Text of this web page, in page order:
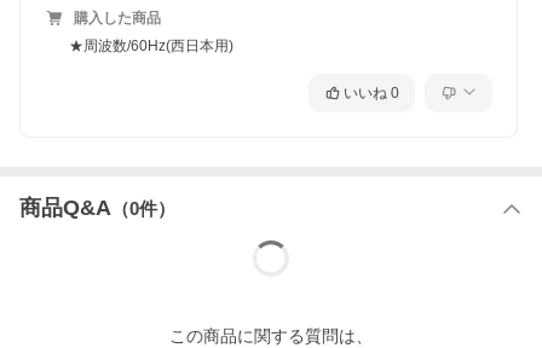
購入した商品
★周波数/60Hz(西日本用)
いいね 0
商品Q&A （0件）
この商品に関する質問は、